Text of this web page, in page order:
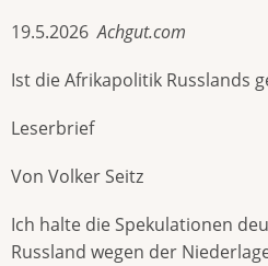
19.5.2026 Achgut.com
Ist die Afrikapolitik Russlands
Leserbrief
Von Volker Seitz
Ich halte die Spekulationen
Russland wegen der